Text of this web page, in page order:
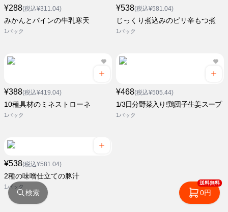
¥288(税込¥311.04)
みかんとパインの牛乳寒天
1パック
¥538(税込¥581.04)
じっくり煮込みのピリ辛もつ煮
1パック
¥388(税込¥419.04)
10種具材のミネストローネ
1パック
¥468(税込¥505.44)
1/3日分野菜入り!鶏団子生姜スープ
1パック
¥538(税込¥581.04)
2種の味噌仕立ての豚汁
1パック
検索
送料無料
0円